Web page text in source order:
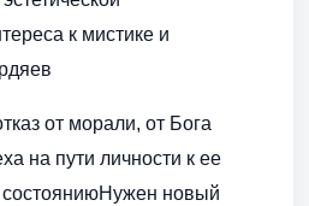
к мистике и
от морали, от Бога
на пути личности к ее
состояниюНужен новый